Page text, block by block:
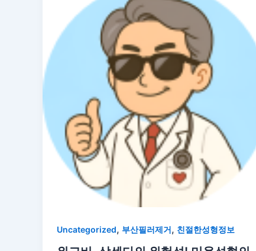
Uncategorized, 부산필러제거, 친절한성형정보